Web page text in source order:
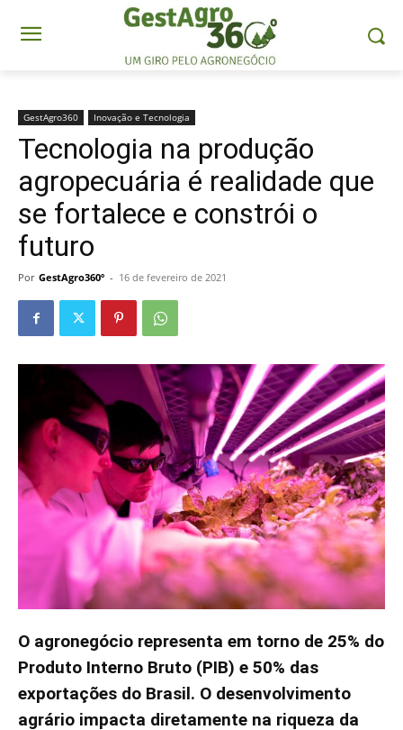
GestAgro360 Inovação e Tecnologia
Tecnologia na produção
agropecuária é realidade que
se fortalece e constrói o
futuro
Por GestAgro360º - 16 de fevereiro de 2021
O agronegócio representa em torno de 25% do
Produto Interno Bruto (PIB) e 50% das
exportações do Brasil. O desenvolvimento
agrário impacta diretamente na riqueza da